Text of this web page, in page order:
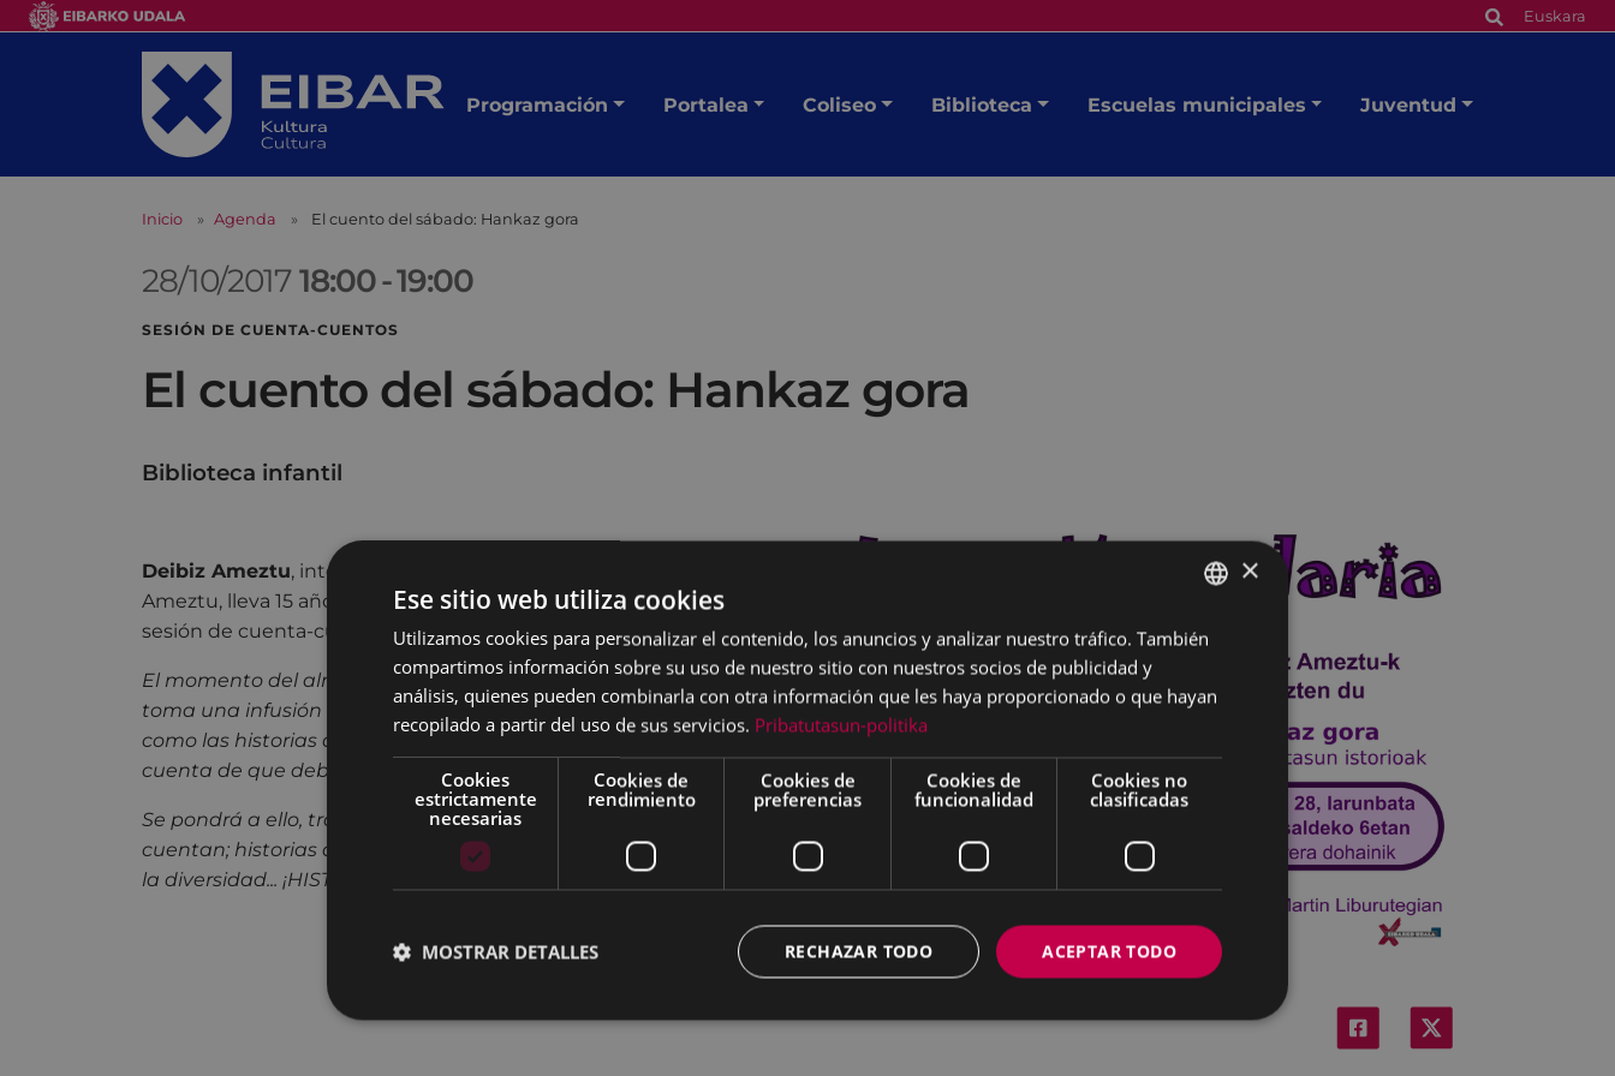
Euskara
Programación Portalea Coliseo Biblioteca Escuelas municipales Juventud
Inicio Agenda El cuento del sábado: Hankaz gora
28/10/201718:00-19:00
SESIÓN DE CUENTA-CUENTOS
El cuento del sábado: Hankaz gora
Biblioteca infantil
Deibiz Ameztu, integrante del grupo de teatro Producciones
Ameztu, lleva 15 años en interpretando. Esta vez nos ofrecerá una
sesión de cuenta-cuentos para niños y niñas a partir de 3 años.
El momento del almuerzo de Deibiz ez dulce. Sale del taller y se
toma una infusión todos los días mientras lee el periódico. Pero
como las historias del periódico no son nada bonitas, se da
cuenta de que debe contar otras.
Se pondrá a ello, tratando de inventar esas historias que no se
cuentan; historias de igualdad, historias solidarias, historias sobre
la diversidad... ¡HISTORIAS PARA CAMBIAR EL MUNDO!
BASQUE
×
Ese sitio web utiliza cookies
Utilizamos cookies para personalizar el contenido, los anuncios y analizar nuestro tráfico. También
compartimos información sobre su uso de nuestro sitio con nuestros socios de publicidad y
análisis, quienes pueden combinarla con otra información que les haya proporcionado o que hayan
recopilado a partir del uso de sus servicios. Pribatutasun-politika
Cookies
estrictamente
necesarias
Cookies de
rendimiento
Cookies de
preferencias
Cookies de
funcionalidad
Cookies no
clasificadas
ACEPTAR TODO
RECHAZAR TODO
MOSTRAR DETALLES